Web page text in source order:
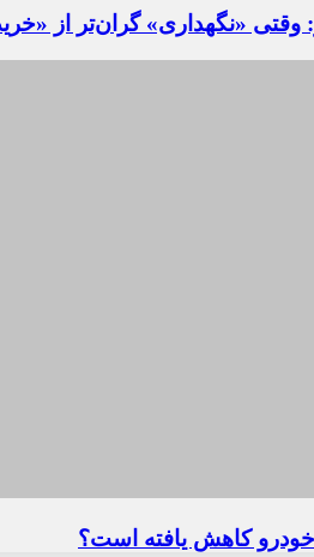
وقتی «نگهداری» گران‌تر از
خودرو کاهش یافته است؟